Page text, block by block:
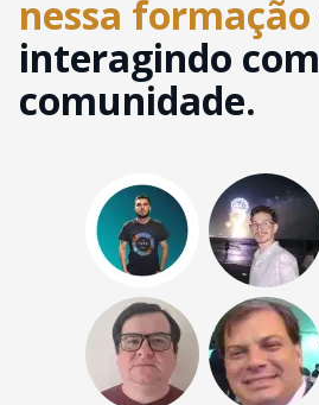
nessa formação
interagindo
comunidade.